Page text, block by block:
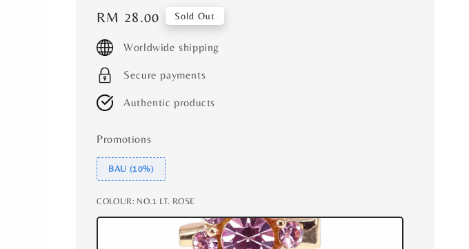
Regular
price
RM 28.00 Sold Out
Worldwide shipping
Secure payments
Authentic products
Promotions
BAU (10%)
COLOUR: NO.1 LT. ROSE